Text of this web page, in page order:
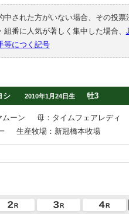
中された方がいない場合、その投
組番に人気が著しく集中した場合、
等につく記号
シ
2010年1月24日生 牡3
ムーン
母：タイムフェアレディ
生産牧場：新冠橋本牧場